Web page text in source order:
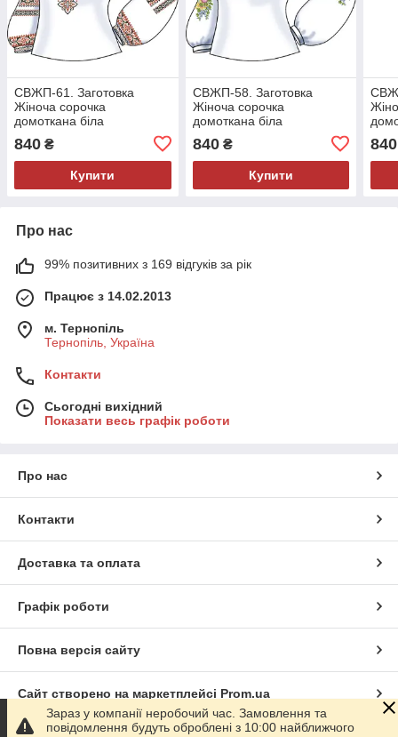
СВЖП-61. Заготовка
Жіноча сорочка
домоткана біла
840 ₴
Купити
СВЖП-58. Заготовка
Жіноча сорочка
домоткана біла
840₴
Купити
840
Про нас
99% позитивних з 169 відгуків за рік
Працює з 14.02.2013
м. Тернопіль
Тернопіль, Україна
Контакти
Сьогодні вихідний
Показати весь графік роботи
Про нас
Контакти
Доставка та оплата
Графік роботи
Повна версія сайту
Сайт створено на маркетплейсі Prom.ua
Зараз у компанії неробочий час. Замовлення та
повідомлення будуть оброблені з 10:00 найближчого